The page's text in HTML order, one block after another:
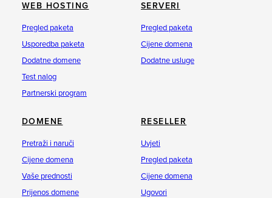
WEB HOSTING
Pregled paketa
Usporedba paketa
Dodatne domene
Test nalog
Partnerski program
SERVERI
Pregled paketa
Cijene domena
Dodatne usluge
DOMENE
Pretraži i naruči
Cijene domena
Vaše prednosti
Prijenos domene
RESELLER
Uvjeti
Pregled paketa
Cijene domena
Ugovori